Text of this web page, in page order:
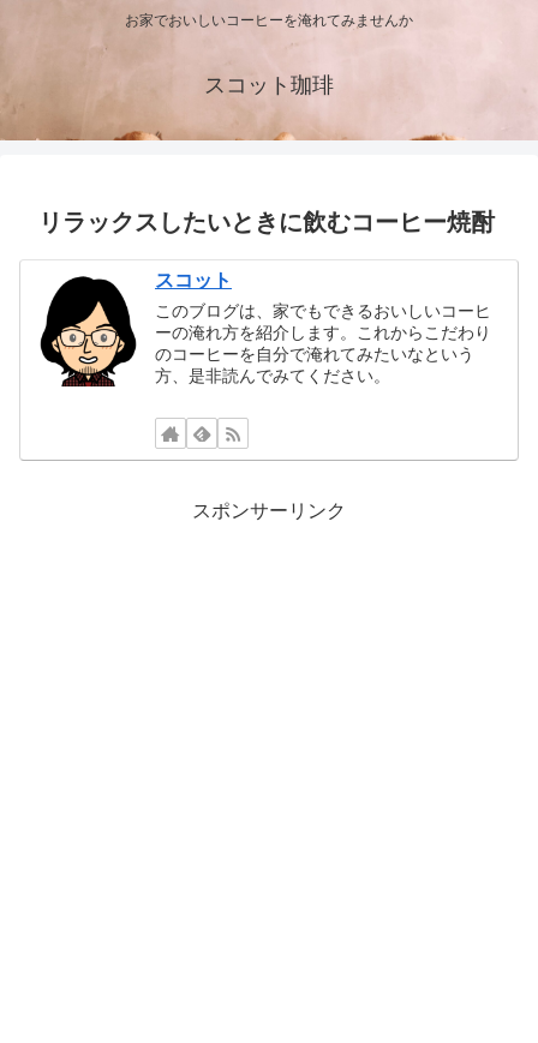
お家でおいしいコーヒーを淹れてみませんか
スコット珈琲
リラックスしたいときに飲むコーヒー焼酎
スコット
このブログは、家でもできるおいしいコーヒ
ーの淹れ方を紹介します。これからこだわり
のコーヒーを自分で淹れてみたいなという
方、是非読んでみてください。
スポンサーリンク